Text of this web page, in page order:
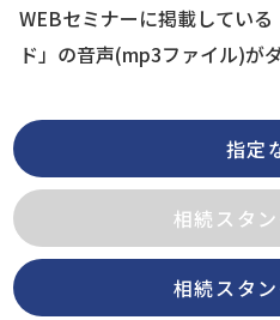
WEBセミナーに掲載してい
ド」 の音声(mp3ファイル)が
指定
相続スタ
相続スタ